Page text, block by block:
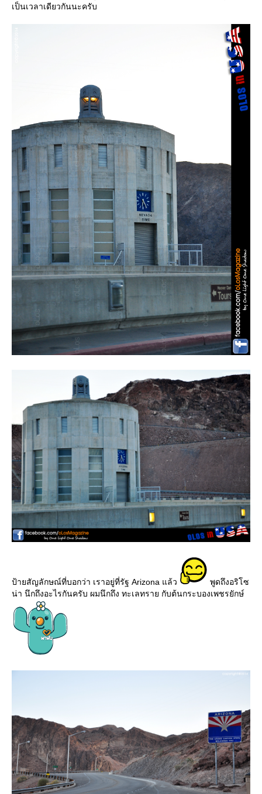
เป็นเวลาเดียวกันนะครับ
ป้ายสัญลักษณ์ที่บอกว่า เราอยู่ที่รัฐ Arizona แล้ว
พูดถึงอริโซ
น่า นึกถึงอะไรกันครับ ผมนึกถึง ทะเลทราย กับต้นกระบองเพชรยักษ์